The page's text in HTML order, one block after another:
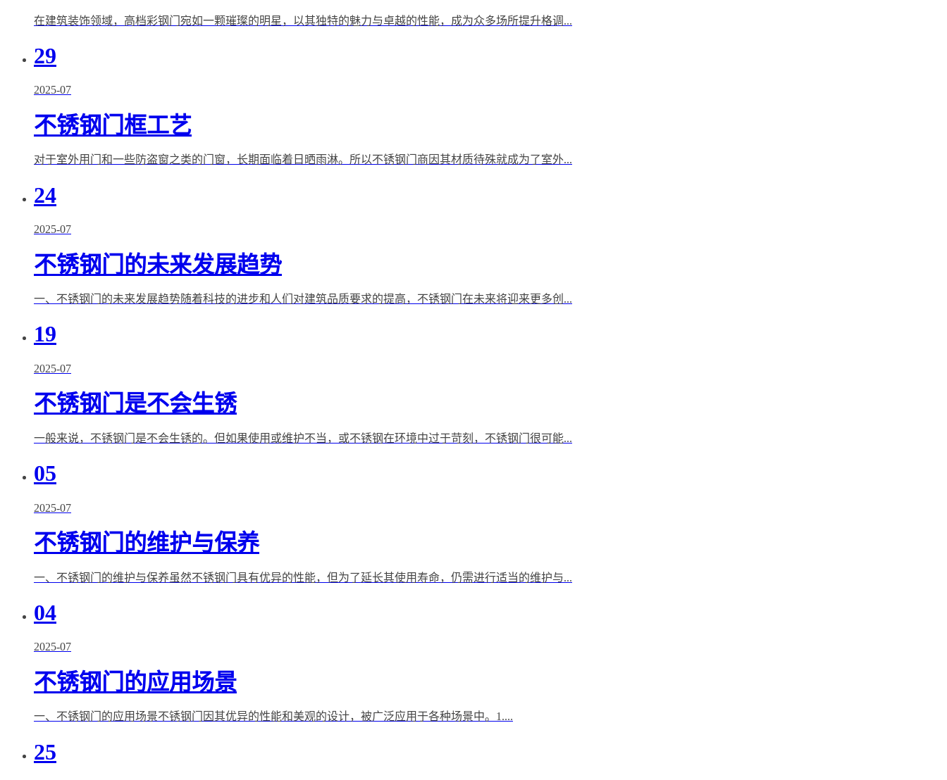
在建筑装饰领域，高档彩钢门宛如一颗璀璨的明星，以其独特的魅力与卓越的性能，成为众多场所提升格调...
29
2025-07
不锈钢门框工艺
对于室外用门和一些防盗窗之类的门窗，长期面临着日晒雨淋。所以不锈钢门商因其材质待殊就成为了室外...
24
2025-07
不锈钢门的未来发展趋势
一、不锈钢门的未来发展趋势随着科技的进步和人们对建筑品质要求的提高，不锈钢门在未来将迎来更多创...
19
2025-07
不锈钢门是不会生锈
一般来说，不锈钢门是不会生锈的。但如果使用或维护不当，或不锈钢在环境中过于苛刻，不锈钢门很可能...
05
2025-07
不锈钢门的维护与保养
一、不锈钢门的维护与保养虽然不锈钢门具有优异的性能，但为了延长其使用寿命，仍需进行适当的维护与...
04
2025-07
不锈钢门的应用场景
一、不锈钢门的应用场景不锈钢门因其优异的性能和美观的设计，被广泛应用于各种场景中。1....
25